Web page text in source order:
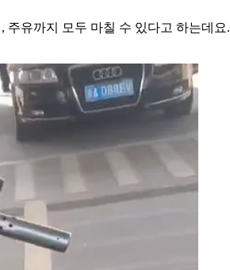
주유까지 모두 마칠 수 있다고 하는데요.